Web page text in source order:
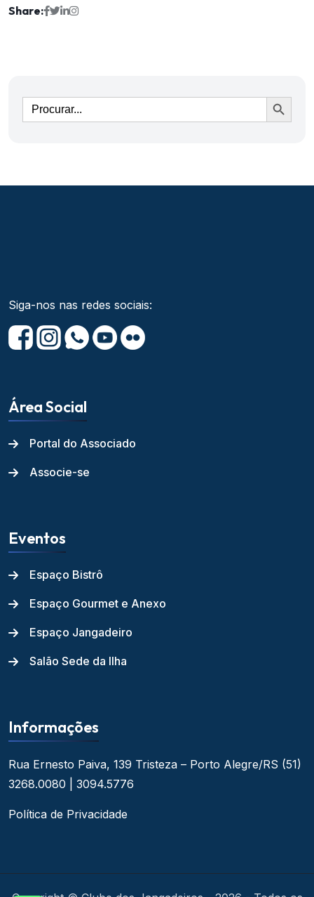
Share:
Ir
Siga-nos nas redes sociais:
Área Social
Portal do Associado
Associe-se
Eventos
Espaço Bistrô
Espaço Gourmet e Anexo
Espaço Jangadeiro
Salão Sede da Ilha
Informações
Rua Ernesto Paiva, 139 Tristeza – Porto Alegre/RS (51)
3268.0080 | 3094.5776
Política de Privacidade